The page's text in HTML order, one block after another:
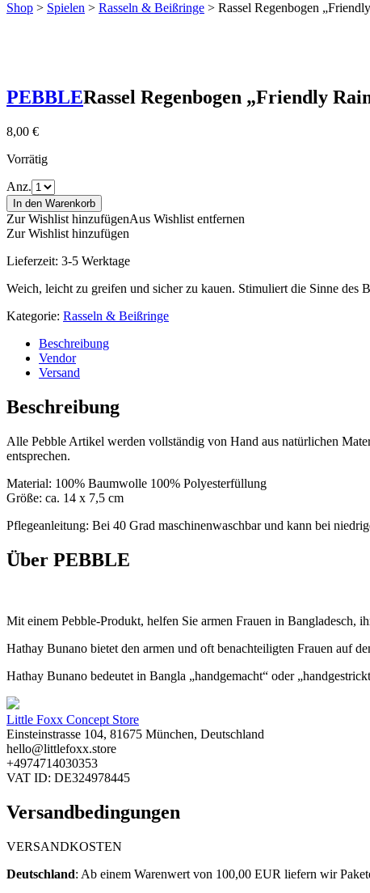
Shop > Spielen > Rasseln & Beißringe > Rassel Regenbogen
PEBBLERassel Regenbogen „Friendly
8,00 €
Vorrätig
Anz.
In den Warenkorb
Zur Wishlist hinzufügenAus Wishlist entfernen
Zur Wishlist hinzufügen
Lieferzeit: 3-5 Werktage
Weich, leicht zu greifen und sicher zu kauen. Stimuliert die Sinne des
Kategorie: Rasseln & Beißringe
Beschreibung
Vendor
Versand
Beschreibung
Alle Pebble Artikel werden vollständig von Hand aus natürlichen
entsprechen.
Material: 100% Baumwolle 100% Polyesterfüllung
Größe: ca. 14 x 7,5 cm
Pflegeanleitung: Bei 40 Grad maschinenwaschbar und kann bei
Über PEBBLE
Mit einem Pebble-Produkt, helfen Sie armen Frauen in Bangladesch,
Hathay Bunano bietet den armen und oft benachteiligten Frauen auf
Hathay Bunano bedeutet in Bangla „handgemacht“ oder
Little Foxx Concept Store
Einsteinstrasse 104, 81675 München, Deutschland
hello@littlefoxx.store
+4974714030353
VAT ID: DE324978445
Versandbedingungen
VERSANDKOSTEN
Deutschland: ​ Ab einem Warenwert von 100,00 EUR liefern wir